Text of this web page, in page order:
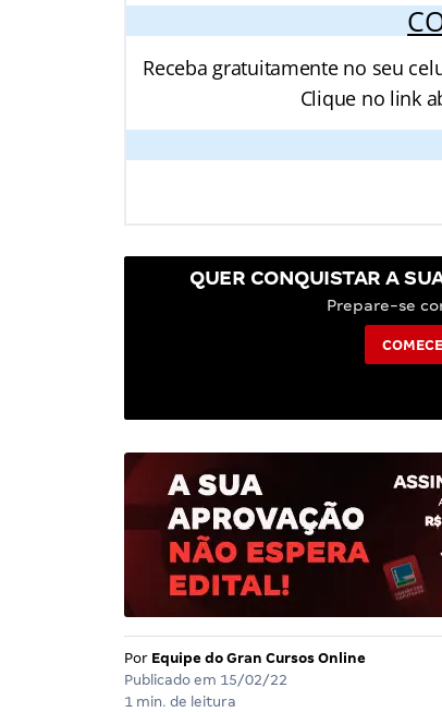
Receba gratuitamente no seu
Clique no link
QUER CONQUISTAR A
Prepare-se
Por Equipe do Gran Cursos Online
Publicado em 15/02/22
1 min. de leitura